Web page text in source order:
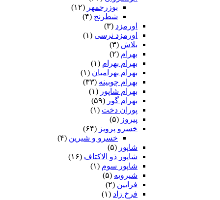
بوزرجمهر (۱۲)
شطرنج (۴)
اورمزد (۳)
اورمزد نرسى‏ (۱)
بلاش (۳)
بهرام (۲)
بهرام بهرام (۱)
بهرام بهرامیان‏ (۱)
بهرام چوبینه (۳۳)
بهرام شاپور (۱)
بهرام گور (۵۹)
پوران دخت (۱)
پیروز (۵)
خسرو پرویز (۶۴)
خسرو و شیرین (۴)
شاپور (۵)
شاپور ذو الاکتاف (۱۶)
شاپور سوم‏ (۱)
شیرویه (۵)
فرایین (۲)
فرخ زاد (۱)